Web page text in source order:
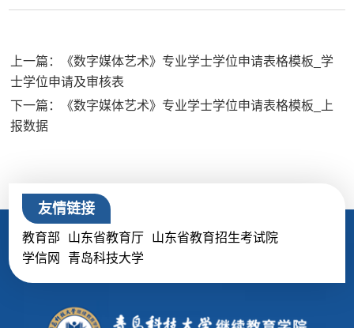
上一篇：《数字媒体艺术》专业学士学位申请表格模板_学
士学位申请及审核表
下一篇：《数字媒体艺术》专业学士学位申请表格模板_上
报数据
友情链接
教育部 山东省教育厅
山东省教育招生考试院
学信网
青岛科技大学